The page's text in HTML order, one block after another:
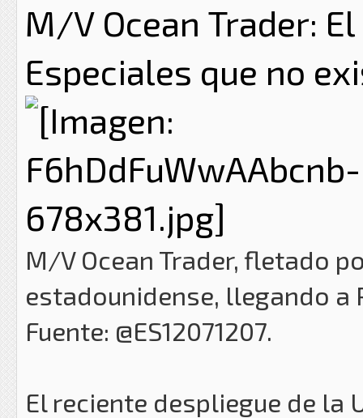
M/V Ocean Trader:
Especiales que no
M/V Ocean Trader, fletado
estadounidense, llegando a
Fuente: @ES12071207.
El reciente despliegue de la